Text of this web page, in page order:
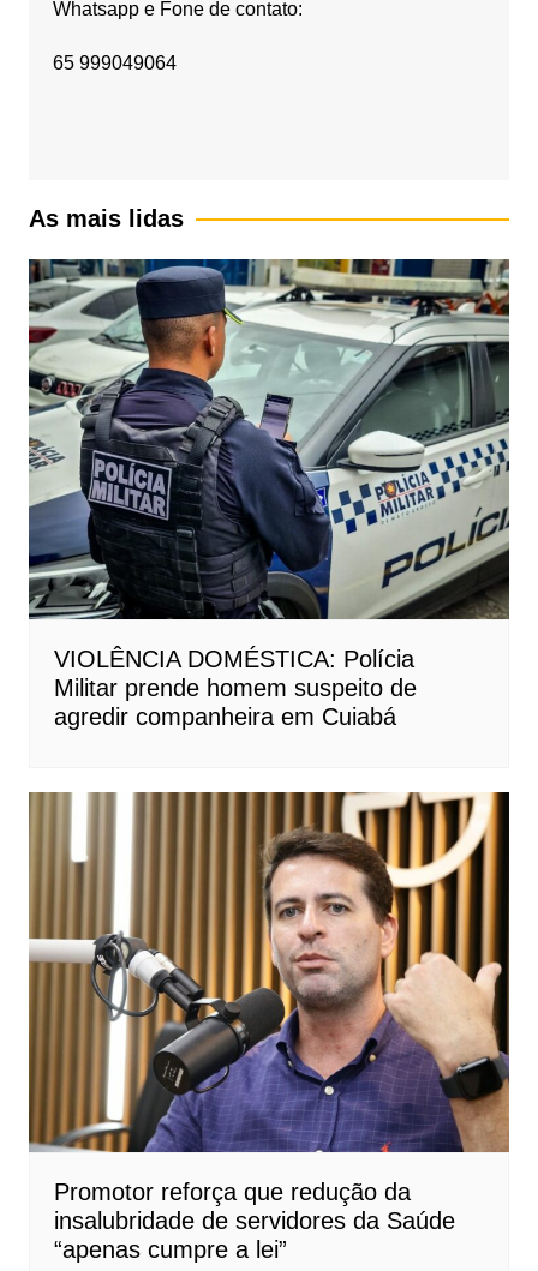
Whatsapp e Fone de contato:
65 999049064
As mais lidas
VIOLÊNCIA DOMÉSTICA: Polícia
Militar prende homem suspeito de
agredir companheira em Cuiabá
Promotor reforça que redução da
insalubridade de servidores da Saúde
“apenas cumpre a lei”